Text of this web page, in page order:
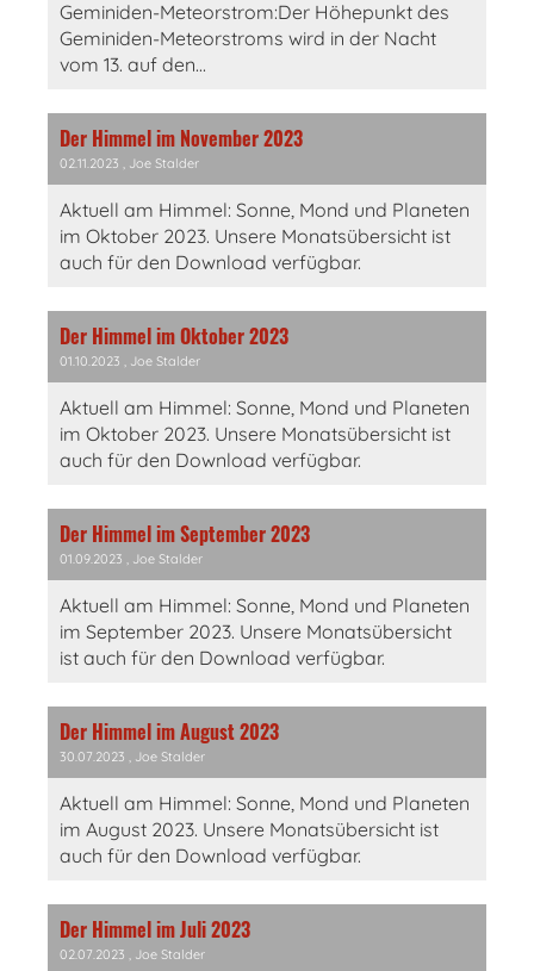
Geminiden-Meteorstrom:Der Höhepunkt des
Geminiden-Meteorstroms wird in der Nacht
vom 13. auf den...
Der Himmel im November 2023
02.11.2023 , Joe Stalder
Aktuell am Himmel: Sonne, Mond und Planeten
im Oktober 2023. Unsere Monatsübersicht ist
auch für den Download verfügbar.
Der Himmel im Oktober 2023
01.10.2023 , Joe Stalder
Aktuell am Himmel: Sonne, Mond und Planeten
im Oktober 2023. Unsere Monatsübersicht ist
auch für den Download verfügbar.
Der Himmel im September 2023
01.09.2023 , Joe Stalder
Aktuell am Himmel: Sonne, Mond und Planeten
im September 2023. Unsere Monatsübersicht
ist auch für den Download verfügbar.
Der Himmel im August 2023
30.07.2023 , Joe Stalder
Aktuell am Himmel: Sonne, Mond und Planeten
im August 2023. Unsere Monatsübersicht ist
auch für den Download verfügbar.
Der Himmel im Juli 2023
02.07.2023 , Joe Stalder